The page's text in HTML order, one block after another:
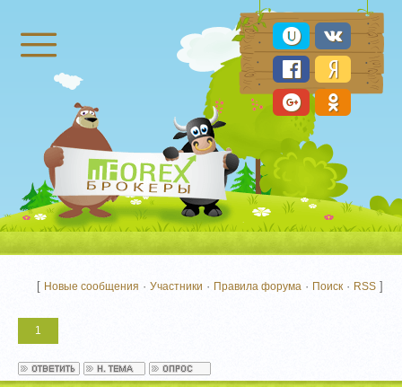
Брокеры Форекс
[ Новые сообщения ·Участники · Правила форума · Поиск · RSS ]
1